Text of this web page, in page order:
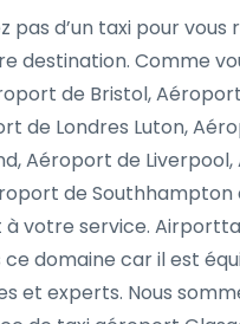
pas d’un taxi pour vous
destination. Comme
de Bristol,
de Londres Luton,
Aéroport de
de
votre service.
domaine car il est
et experts. Nous